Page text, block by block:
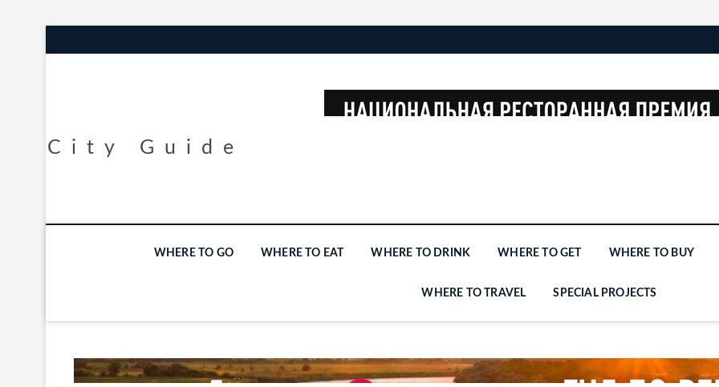
City Guide
WHERE TO GO WHERE TO EAT WHERE TO DRINK WHERE TO GET WHERE TO BUY
WHERE TO TRAVEL SPECIAL PROJECTS